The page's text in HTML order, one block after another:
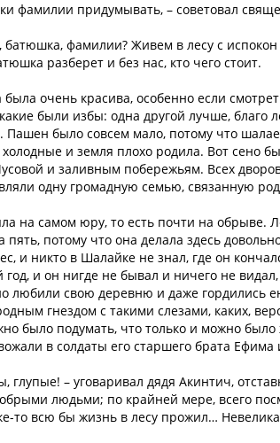
фамилии придумывать, – советовал
батюшка, фамилии? Живем в лесу с
разберет и без нас, кто чего стоит.
очень красива, особенно если
были избы: одна другой лучше, благо
Пашен было совсем мало, потому что
холодные и земля плохо родила. Вот сено
и заливным побережьям. Всех
одну громадную семью, связанную
на самом юру, то есть почти на обрыве.
пять, потому что она делала здесь
и никто в Шалайке не знал, где он
и он нигде не бывал и ничего не
любили свою деревню и даже гордились
гнездом с такими слезами, каких,
было подумать, что только и можно
в солдаты его старшего брата
глупые! – уговаривал дядя Акинтич,
людьми; по крайней мере, всего
то всю бы жизнь в лесу прожил… Невелика